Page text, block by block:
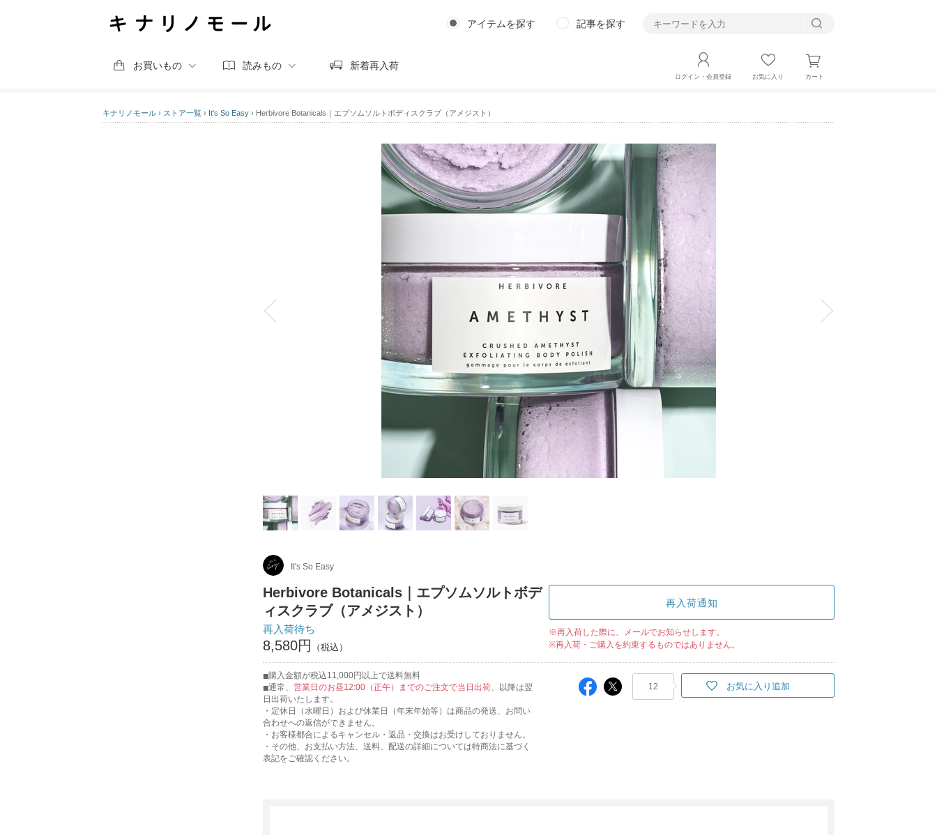
アイテムを探す 記事を探す
お買いもの 読みもの 新着再入荷
ログイン・会員登録 お気に入り カート
キナリノモール › ストア一覧 › It's So Easy › Herbivore Botanicals｜エプソムソルトボディスクラブ（アメジスト）
It's So Easy
Herbivore Botanicals｜エプソムソルトボデ
ィスクラブ（アメジスト）
再入荷待ち
8,580円
再入荷通知
※再入荷した際に、メールでお知らせします。
※再入荷・ご購入を約束するものではありません。
購入金額が税込11,000円以上で送料無料
通常、 営業日のお昼12:00（正午）までのご注文で当日出荷、以降は翌
日出荷いたします。
・定休日（水曜日）および休業日（年末年始等）は商品の発送、お問い
合わせへの返信ができません。
・お客様都合によるキャンセル・返品・交換はお受けしておりません。
・その他、お支払い方法、送料、配送の詳細については特商法に基づく
表記をご確認ください。
12 お気に入り追加